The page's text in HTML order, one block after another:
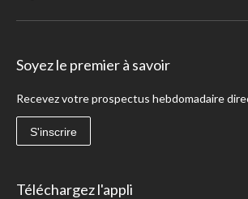
Soyez le premier à savoir
Recevez votre prospectus hebdomadaire
S'inscrire
Téléchargez l'appli